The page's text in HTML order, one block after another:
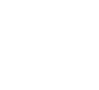
la